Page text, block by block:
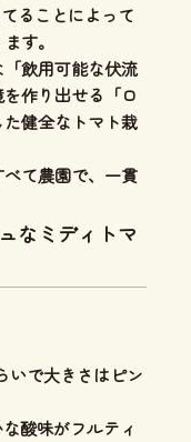
ることによって
す。
飲用可能な伏流
作り出せる「ロ
た健全なトマト栽
て農園で、一貫
なミディトマ
いで大きさはピン
酸味がフルティ